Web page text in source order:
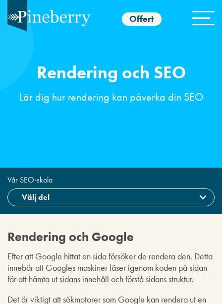
Offert
Rendering och SEO
Lär dig hur rendering kan påverka din SEO
Vår SEO-skola
Rendering och Google
Efter att Google hittat en sida försöker de rendera den. Detta
innebär att Googles maskiner läser igenom koden på sidan
för att hämta ut sidans innehåll och förstå sidans struktur.
Det är viktigt att sökmotorer som Google kan rendera ut en